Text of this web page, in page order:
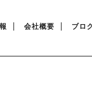
会社概要 ブロ